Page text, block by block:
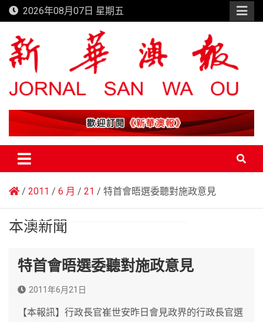
Skip
to
content
2026年08月07日 星期五
新華澳報
2011 6 月 21 特首會晤選委聽對施政意見
本澳新聞
特首會晤選委聽對施政意見
2011年6月21日
【本報訊】行政長官崔世安昨日會見政界的行政長官選